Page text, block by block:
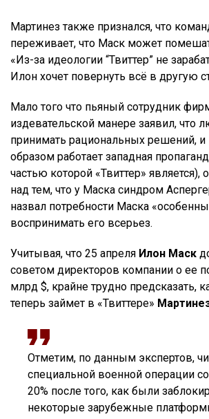
Мартинез также признался, что
переживает, что Маск может
«Из-за идеологии “Твиттер” не
Илон хочет повернуть всё в другую
Мало того что пьяный сотрудник
издевательской манере заявил, что
принимать рациональных решений,
образом работает западная
частью которой «Твиттер» является),
над тем, что у Маска синдром
назвал потребности Маска
воспринимать его всерьез.
Учитывая, что 25 апреля Илон Маск
советом директоров компании о ее
млрд $, крайне трудно предсказать,
теперь займет в «Твиттере»
Отметим, по данным экспертов,
специальной военной операции
20% после того, как были
некоторые зарубежные